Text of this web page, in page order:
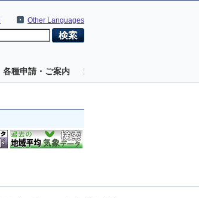
Other Languages
各種申請・ご案内